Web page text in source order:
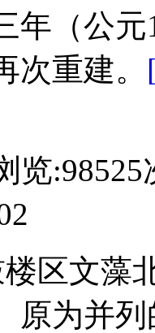
年（公
次重建。
览:98525
区文藻
原为并